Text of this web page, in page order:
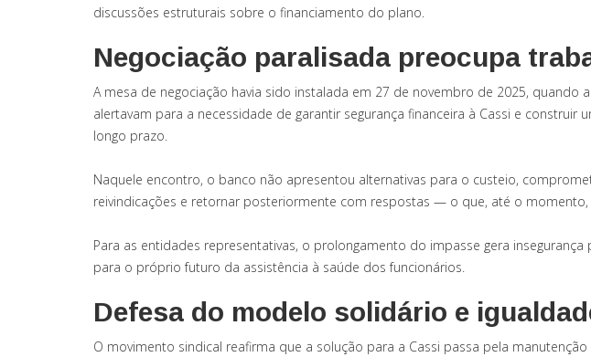
discussões estruturais sobre o financiamento do plano.
Negociação paralisada preocupa
A mesa de negociação havia sido instalada em 27 de novembro de 2025, quando
alertavam para a necessidade de garantir segurança financeira à Cassi e construir
longo prazo.
Naquele encontro, o banco não apresentou alternativas para o custeio,
reivindicações e retornar posteriormente com respostas — o que, até o
Para as entidades representativas, o prolongamento do impasse gera
para o próprio futuro da assistência à saúde dos funcionários.
Defesa do modelo solidário e
O movimento sindical reafirma que a solução para a Cassi passa pela